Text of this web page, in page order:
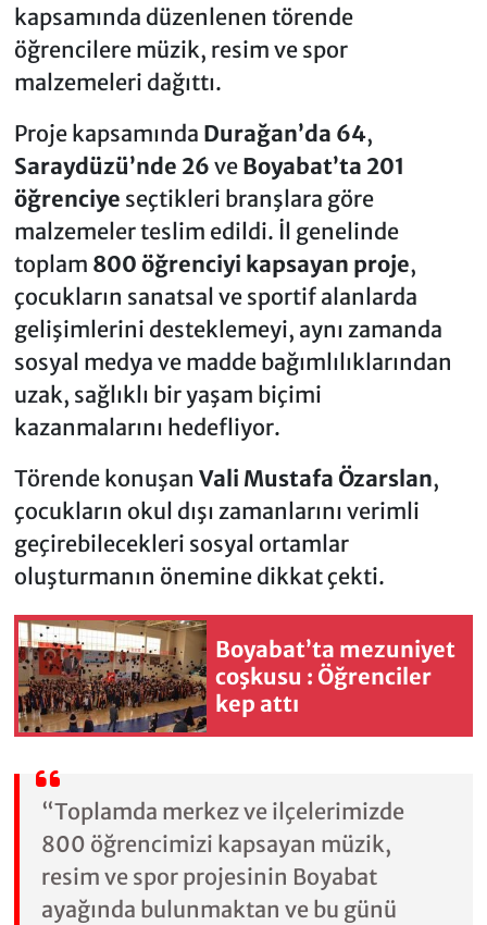
kapsamında düzenlenen törende
öğrencilere müzik, resim ve spor
malzemeleri dağıttı.
Proje kapsamında Durağan’da 64,
Saraydüzü’nde 26 ve Boyabat’ta 201
öğrenciye seçtikleri branşlara göre
malzemeler teslim edildi. İl genelinde
toplam 800 öğrenciyi kapsayan proje,
çocukların sanatsal ve sportif alanlarda
gelişimlerini desteklemeyi, aynı zamanda
sosyal medya ve madde bağımlılıklarından
uzak, sağlıklı bir yaşam biçimi
kazanmalarını hedefliyor.
Törende konuşan Vali Mustafa Özarslan,
çocukların okul dışı zamanlarını verimli
geçirebilecekleri sosyal ortamlar
oluşturmanın önemine dikkat çekti.
Boyabat’ta mezuniyet
coşkusu : Öğrenciler
kep attı
“Toplamda merkez ve ilçelerimizde
800 öğrencimizi kapsayan müzik,
resim ve spor projesinin Boyabat
ayağında bulunmaktan ve bu günü